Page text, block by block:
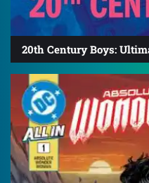
20th Century Boys: